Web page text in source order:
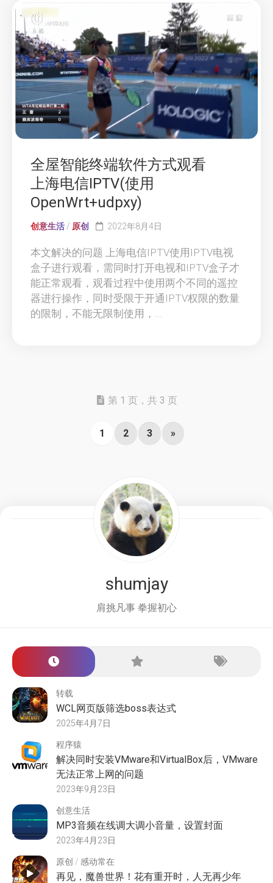
全屋智能终端软件方式观看
上海电信IPTV(使用
OpenWrt+udpxy)
创意生活 / 原创 2022年8月4日
本文解决的问题 上海电信IPTV使用IPTV电视
盒子进行观看，需同时打开电视和IPTV盒子才
能正常观看，观看过程中使用两个不同的遥控
器进行操作，同时受限于开通IPTV权限的数量
的限制，不能无限制使用，...
第 1 页，共 3 页
1 2 3 »
shumjay
肩挑凡事 拳握初心
转载
WCL网页版筛选boss表达式
2025年4月7日
程序猿
解决同时安装VMware和VirtualBox后，VMware
无法正常上网的问题
2023年9月23日
创意生活
MP3音频在线调大调小音量，设置封面
2023年4月23日
原创 / 感动常在
再见，魔兽世界！花有重开时，人无再少年